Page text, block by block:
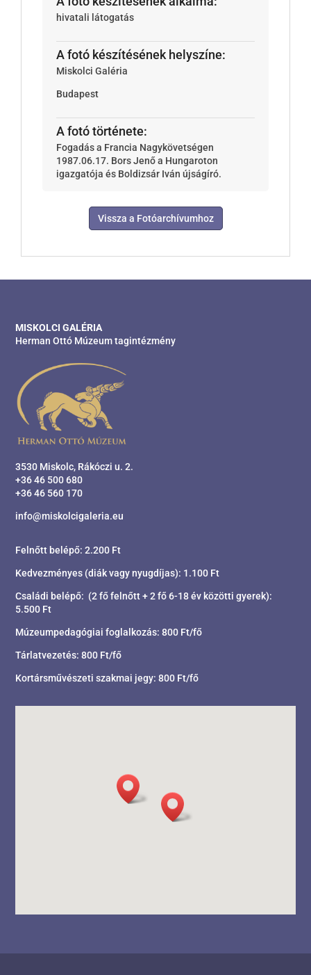
hivatali látogatás
A fotó készítésének helyszíne:
Miskolci Galéria
Budapest
A fotó története:
Fogadás a Francia Nagykövetségen
1987.06.17. Bors Jenő a Hungaroton
igazgatója és Boldizsár Iván újságíró.
Vissza a Fotóarchívumhoz
MISKOLCI GALÉRIA
Herman Ottó Múzeum tagintézmény
3530 Miskolc, Rákóczi u. 2.
+36 46 500 680
+36 46 560 170
info@miskolcigaleria.eu
Felnőtt belépő: 2.200 Ft
Kedvezményes (diák vagy nyugdíjas): 1.100 Ft
Családi belépő: (2 fő felnőtt + 2 fő 6-18 év közötti gyerek):
5.500 Ft
Múzeumpedagógiai foglalkozás: 800 Ft/fő
Tárlatvezetés: 800 Ft/fő
Kortársművészeti szakmai jegy: 800 Ft/fő